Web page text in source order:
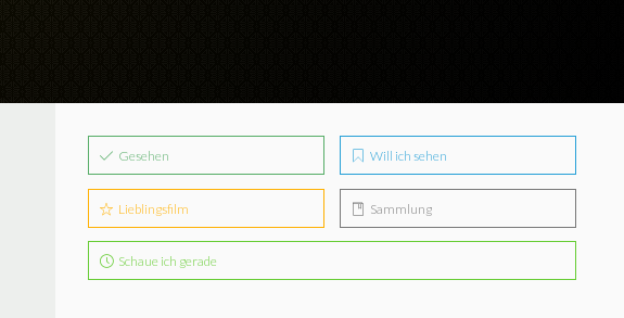
Gesehen Will ich sehen
Lieblingsfilm Sammlung
Schaue ich gerade